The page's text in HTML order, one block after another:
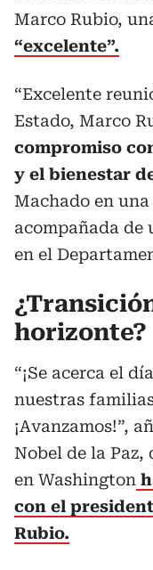
Marco Rubio,
“excelente”.
“Excelente
Estado, Marco
compromiso
y el bienestar
Machado en
acompañada
en el
horizonte?
“¡Se acerca el
nuestras
¡Avanzamos!”,
Nobel de la Paz,
en Washington
con el
Rubio.